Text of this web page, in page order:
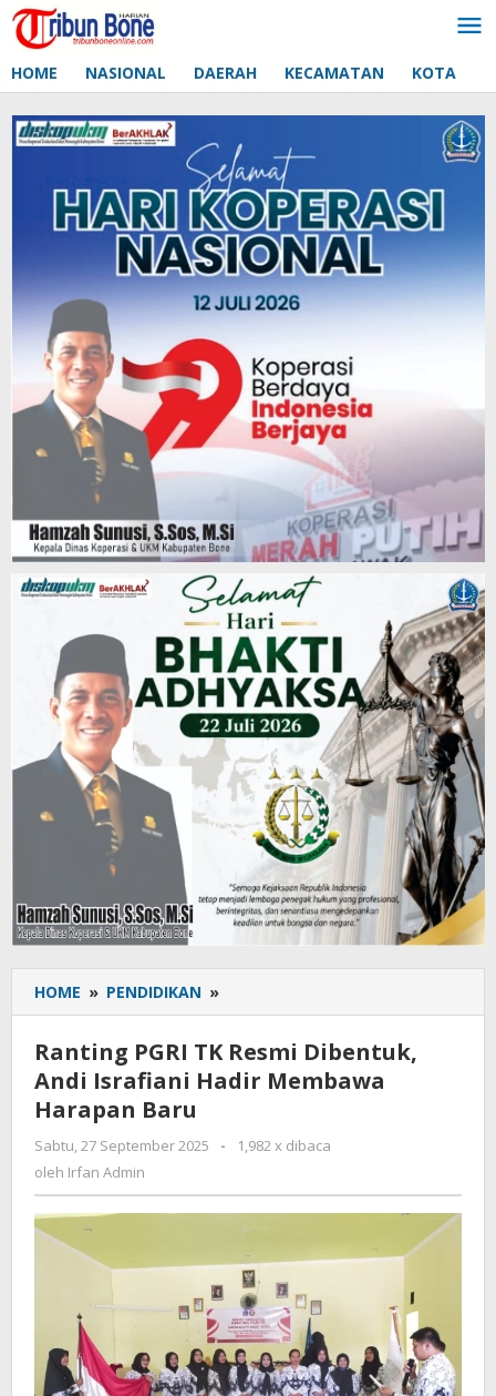
Lewati
ke
HOME NASIONAL DAERAH KECAMATAN KOTA
HOME » PENDIDIKAN »
PGRI
Resmi
Dibentuk,
Hadir
Harapan
Baru
Ranting PGRI TK Resmi Dibentuk,
Andi Israfiani Hadir Membawa
Harapan Baru
Sabtu, 27 September 2025
oleh
-
1,982 x dibaca
oleh Irfan Admin